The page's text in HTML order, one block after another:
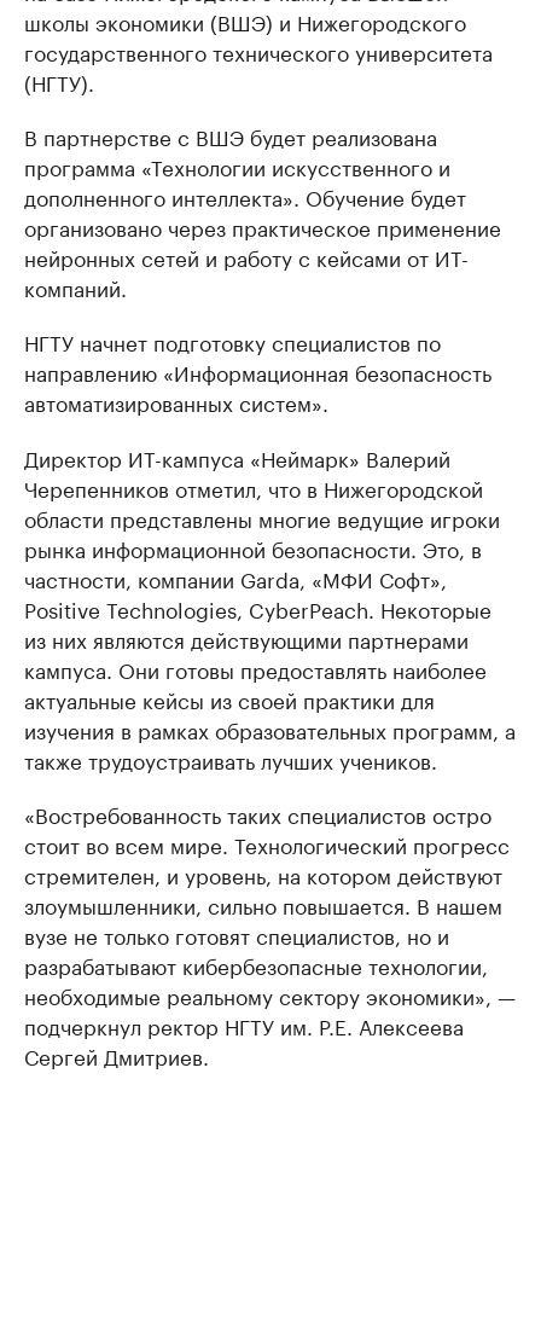
школы экономики (ВШЭ) и Нижегородского
государственного технического университета
(НГТУ).
В партнерстве с ВШЭ будет реализована
программа «Технологии искусственного и
дополненного интеллекта». Обучение будет
организовано через практическое применение
нейронных сетей и работу с кейсами от ИТ-
компаний.
НГТУ начнет подготовку специалистов по
направлению «Информационная безопасность
автоматизированных систем».
Директор ИТ-кампуса «Неймарк» Валерий
Черепенников отметил, что в Нижегородской
области представлены многие ведущие игроки
рынка информационной безопасности. Это, в
частности, компании Garda, «МФИ Софт»,
Positive Technologies, CyberPeach. Некоторые
из них являются действующими партнерами
кампуса. Они готовы предоставлять наиболее
актуальные кейсы из своей практики для
изучения в рамках образовательных программ, а
также трудоустраивать лучших учеников.
«Востребованность таких специалистов остро
стоит во всем мире. Технологический прогресс
стремителен, и уровень, на котором действуют
злоумышленники, сильно повышается. В нашем
вузе не только готовят специалистов, но и
разрабатывают кибербезопасные технологии,
необходимые реальному сектору экономики», —
подчеркнул ректор НГТУ им. Р.Е. Алексеева
Сергей Дмитриев.